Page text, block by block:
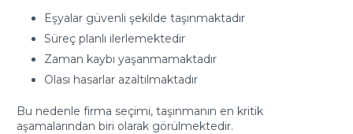
Eşyalar güvenli şekilde taşınmaktadır
Süreç planlı ilerlemektedir
Zaman kaybı yaşanmamaktadır
Olası hasarlar azaltılmaktadır
Bu nedenle firma seçimi, taşınmanın en kritik
aşamalarından biri olarak görülmektedir.